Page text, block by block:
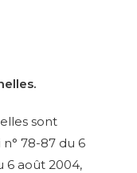
sont
78-87 du 6
6 août 2004,